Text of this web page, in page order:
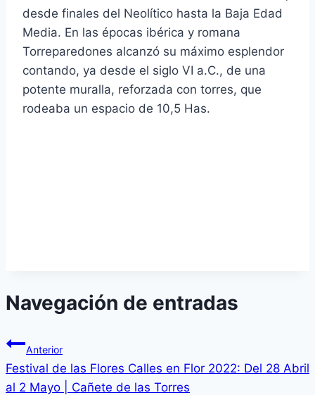
desde finales del Neolítico hasta la Baja Edad
Media. En las épocas ibérica y romana
Torreparedones alcanzó su máximo esplendor
contando, ya desde el siglo VI a.C., de una
potente muralla, reforzada con torres, que
rodeaba un espacio de 10,5 Has.
Navegación de entradas
Anterior
Festival de las Flores Calles en Flor 2022: Del 28 Abril
al 2 Mayo | Cañete de las Torres